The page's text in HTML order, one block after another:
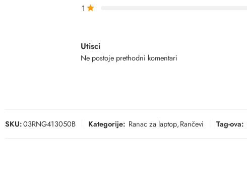
1
Utisci
Ne postoje prethodni komentari
SKU:03RNG413050B Kategorije: Ranac za laptop,Rančevi Tag-ova: